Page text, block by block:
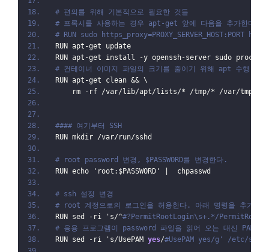
# 편의를 위해 기본적으로 필요한 것들
# 프록시를 사용하는 경우 apt-get 앞에 다음을 추가한다.
# RUN sudo https_proxy=PROXY_SERVER_HOST:PORT
RUN apt-get update
RUN apt-get install -y openssh-server sudo
# 컨테이너 이미지 파일의 크기를 줄이기 위해 apt 수행 중
RUN apt-get clean && \
    rm -rf /var/lib/apt/lists/* /tmp/* /var/tmp/*
#### 여기부터 SSH
RUN mkdir /var/run/sshd
# root password 변경, $PASSWORD를 변경한다.
RUN echo 'root:$PASSWORD' |  chpasswd
# ssh 설정 변경
# root 계정으로의 로그인을 허용한다. 아래 명령을 추가하
RUN sed -ri 's/^#?PermitRootLogin\s+.*/
# 응용 프로그램이 password 파일을 읽어 오는 대신 PAM이
RUN sed -ri 's/UsePAM yes/#UsePAM yes/g' /etc/ssh/